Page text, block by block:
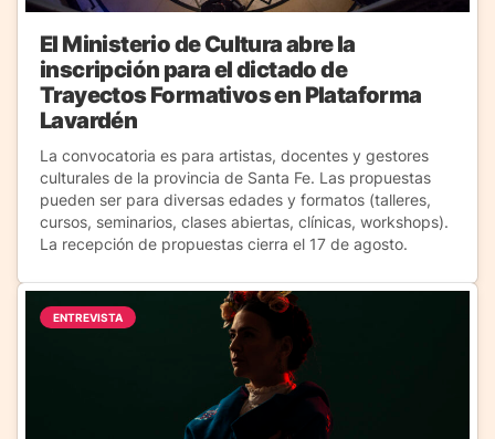
El Ministerio de Cultura abre la
inscripción para el dictado de
Trayectos Formativos en Plataforma
Lavardén
La convocatoria es para artistas, docentes y gestores
culturales de la provincia de Santa Fe. Las propuestas
pueden ser para diversas edades y formatos (talleres,
cursos, seminarios, clases abiertas, clínicas, workshops).
La recepción de propuestas cierra el 17 de agosto.
ENTREVISTA